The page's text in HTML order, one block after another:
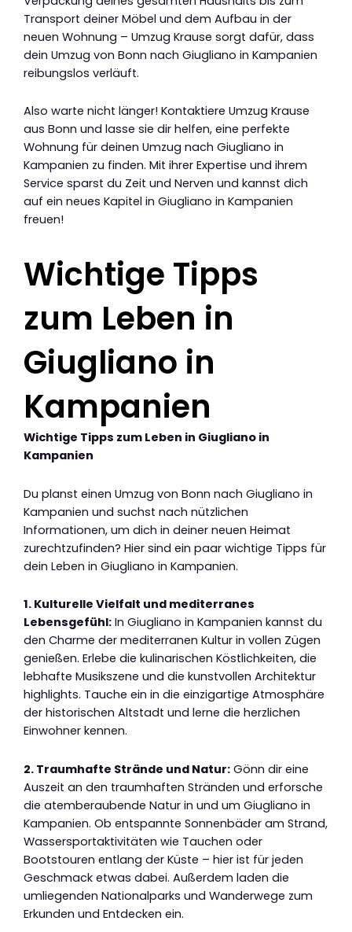
Transport deiner Möbel und dem Aufbau in der
neuen Wohnung – Umzug Krause sorgt dafür, dass
dein Umzug von Bonn nach Giugliano in Kampanien
reibungslos verläuft.
Also warte nicht länger! Kontaktiere Umzug Krause
aus Bonn und lasse sie dir helfen, eine perfekte
Wohnung für deinen Umzug nach Giugliano in
Kampanien zu finden. Mit ihrer Expertise und ihrem
Service sparst du Zeit und Nerven und kannst dich
auf ein neues Kapitel in Giugliano in Kampanien
freuen!
Wichtige Tipps
zum Leben in
Giugliano in
Kampanien
Wichtige Tipps zum Leben in Giugliano in
Kampanien
Du planst einen Umzug von Bonn nach Giugliano in
Kampanien und suchst nach nützlichen
Informationen, um dich in deiner neuen Heimat
zurechtzufinden? Hier sind ein paar wichtige Tipps für
dein Leben in Giugliano in Kampanien.
1. Kulturelle Vielfalt und mediterranes
Lebensgefühl: In Giugliano in Kampanien kannst du
den Charme der mediterranen Kultur in vollen Zügen
genießen. Erlebe die kulinarischen Köstlichkeiten, die
lebhafte Musikszene und die kunstvollen Architektur
highlights. Tauche ein in die einzigartige Atmosphäre
der historischen Altstadt und lerne die herzlichen
Einwohner kennen.
2. Traumhafte Strände und Natur: Gönn dir eine
Auszeit an den traumhaften Stränden und erforsche
die atemberaubende Natur in und um Giugliano in
Kampanien. Ob entspannte Sonnenbäder am Strand,
Wassersportaktivitäten wie Tauchen oder
Bootstouren entlang der Küste – hier ist für jeden
Geschmack etwas dabei. Außerdem laden die
umliegenden Nationalparks und Wanderwege zum
Erkunden und Entdecken ein.